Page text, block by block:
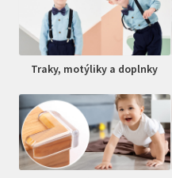
Traky, motýliky a doplnky